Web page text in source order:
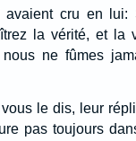
cru en lui:
la vérité, et la
ne fûmes
le dis, leur
pas toujours